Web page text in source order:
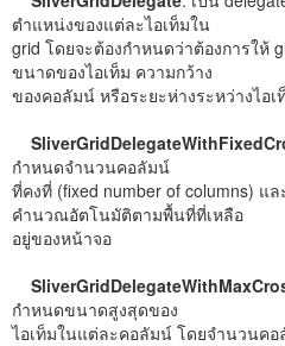
ตำแหน่งของแต่ละไอเท็มใน
grid โดยจะต้องกำหนดว่าต้องการให้
ขนาดของไอเท็ม ความกว้าง
ของคอลัมน์ หรือระยะห่างระหว่างไอเ
กำหนดจำนวนคอลัมน์
ที่คงที่ (fixed number of columns) แ
คำนวณอัตโนมัติตามพื้นที่ที่เหลือ
อยู่ของหน้าจอ
กำหนดขนาดสูงสุดของ
ไอเท็มในแต่ละคอลัมน์ โดยจำนวนค